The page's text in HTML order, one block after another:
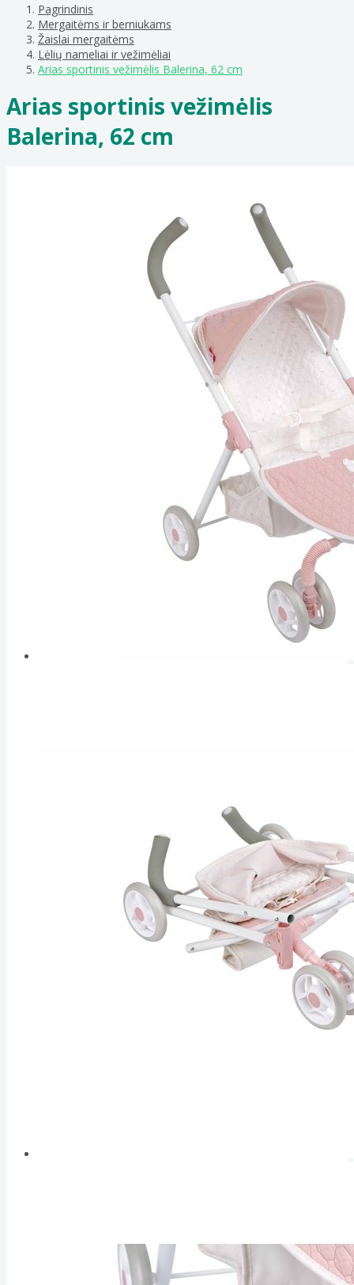
Pagrindinis
Mergaitėms ir berniukams
Žaislai mergaitėms
Lėlių nameliai ir vežimėliai
Arias sportinis vežimėlis Balerina, 62 cm
Arias sportinis vežimėlis
Balerina, 62 cm